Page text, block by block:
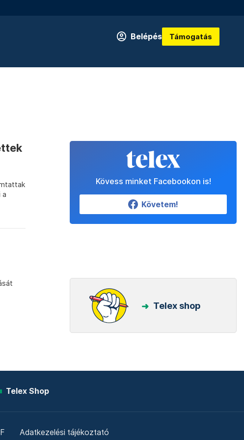
Belépés Támogatás
a
Kövess minket Facebookon is!
Követem!
Telex shop
Telex Shop
Adatkezelési tájékoztató